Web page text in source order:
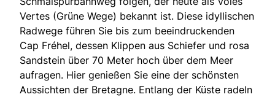
Vertes (Grüne Wege) bekannt ist. Diese idyllischen
Radwege führen Sie bis zum beeindruckenden
Cap Fréhel, dessen Klippen aus Schiefer und rosa
Sandstein über 70 Meter hoch über dem Meer
aufragen. Hier genießen Sie eine der schönsten
Aussichten der Bretagne. Entlang der Küste radeln